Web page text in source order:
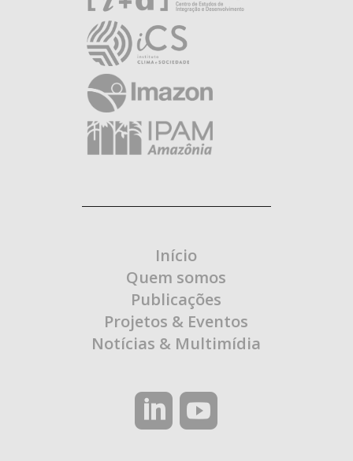
Início
Quem somos
Publicações
Projetos & Eventos
Notícias & Multimídia